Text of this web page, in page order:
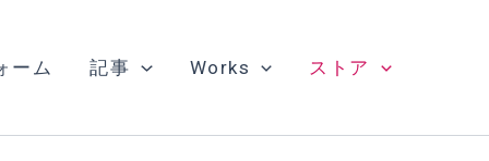
ーム 記事 Works ストア